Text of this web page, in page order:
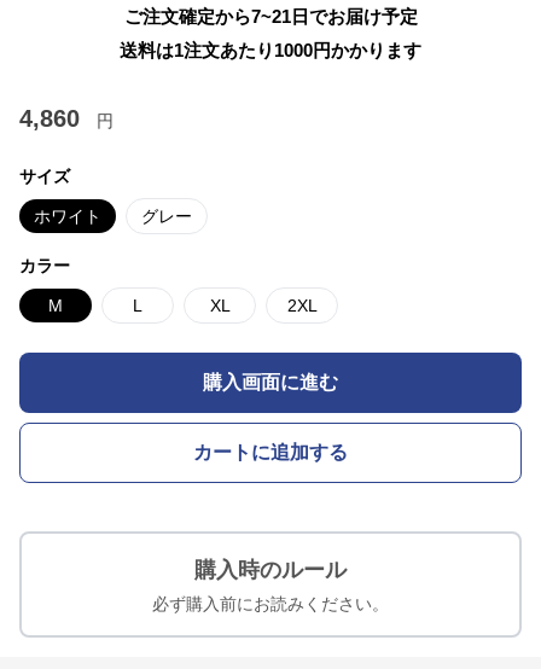
ご注文確定から7~21日でお届け予定
送料は1注文あたり 1000円かかります
4,860 円
サイズ
ホワイト グレー
カラー
M L XL 2XL
購入画面に進む
カートに追加する
購入時のルール
必ず購入前にお読みください。